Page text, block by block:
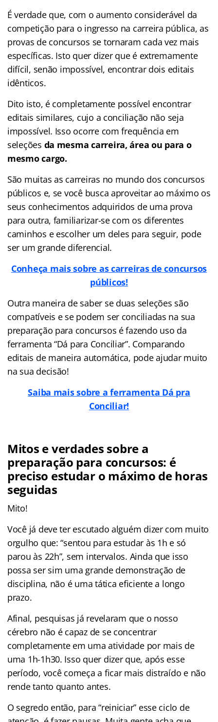
É verdade que, com o aumento considerável da
competição para o ingresso na carreira pública, as
provas de concursos se tornaram cada vez mais
específicas. Isto quer dizer que é extremamente
difícil, senão impossível, encontrar dois editais
idênticos.
Dito isto, é completamente possível encontrar
editais similares, cujo a conciliação não seja
impossível. Isso ocorre com frequência em
seleções da mesma carreira, área ou para o
mesmo cargo.
São muitas as carreiras no mundo dos concursos
públicos e, se você busca aproveitar ao máximo os
seus conhecimentos adquiridos de uma prova
para outra, familiarizar-se com os diferentes
caminhos e escolher um deles para seguir, pode
ser um grande diferencial.
Conheça mais sobre as carreiras de concursos
públicos!
Outra maneira de saber se duas seleções são
compatíveis e se podem ser conciliadas na sua
preparação para concursos é fazendo uso da
ferramenta “Dá para Conciliar”. Comparando
editais de maneira automática, pode ajudar muito
na sua decisão!
Saiba mais sobre a ferramenta Dá pra
Conciliar!
Mitos e verdades sobre a
preparação para concursos: é
preciso estudar o máximo de horas
seguidas
Mito!
Você já deve ter escutado alguém dizer com muito
orgulho que: “sentou para estudar às 1h e só
parou às 22h”, sem intervalos. Ainda que isso
possa ser sim uma grande demonstração de
disciplina, não é uma tática eficiente a longo
prazo.
Afinal, pesquisas já revelaram que o nosso
cérebro não é capaz de se concentrar
completamente em uma atividade por mais de
uma 1h-1h30. Isso quer dizer que, após esse
período, você começa a ficar mais distraído e não
rende tanto quanto antes.
O segredo então, para “reiniciar” esse ciclo de